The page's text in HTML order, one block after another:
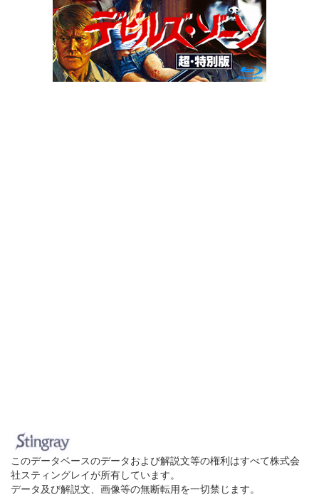
このデータベースのデータおよび解説文等の権利はすべて株式会
社スティングレイが所有しています。
データ及び解説文、画像等の無断転用を一切禁じます。